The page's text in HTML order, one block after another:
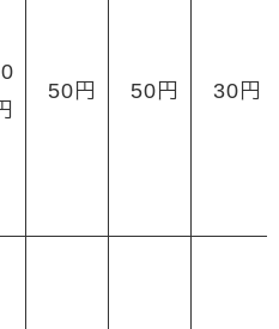
50円 50円 30円